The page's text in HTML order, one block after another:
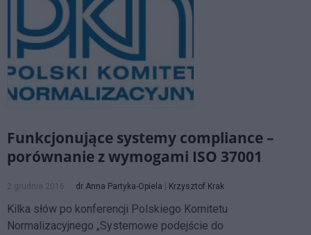
Funkcjonujące systemy compliance –
porównanie z wymogami ISO 37001
2 grudnia 2016 dr Anna Partyka-Opiela Krzysztof Krak
Kilka słów po konferencji Polskiego Komitetu
Normalizacyjnego „Systemowe podejście do